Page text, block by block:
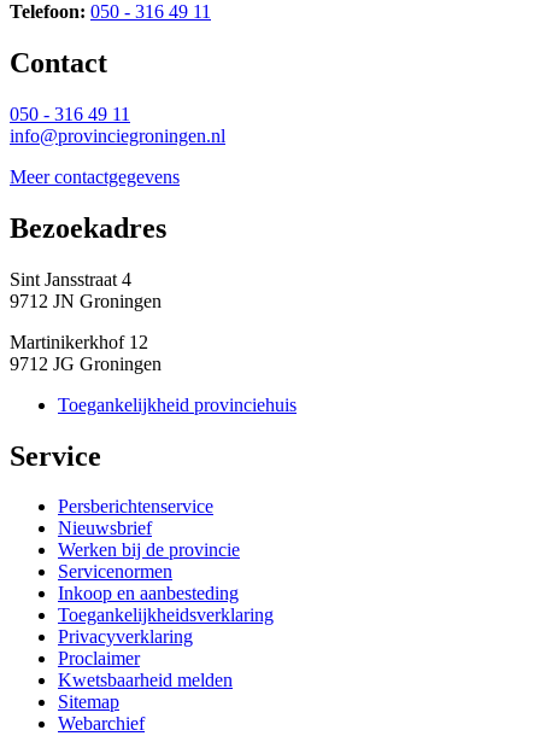
Telefoon: 050 - 316 49 11
Contact
050 - 316 49 11
info@provinciegroningen.nl
Meer contactgegevens
Bezoekadres
Sint Jansstraat 4
9712 JN Groningen
Martinikerkhof 12
9712 JG Groningen
Toegankelijkheid provinciehuis
Service
Persberichtenservice
Nieuwsbrief
Werken bij de provincie
Servicenormen
Inkoop en aanbesteding
Toegankelijkheidsverklaring
Privacyverklaring
Proclaimer
Kwetsbaarheid melden
Sitemap
Webarchief